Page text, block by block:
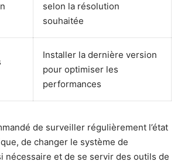
selon la résolution
souhaitée
Installer la dernière version
pour optimiser les
performances
de surveiller régulièrement l’état
de changer le système de
nécessaire et de se servir des outils de